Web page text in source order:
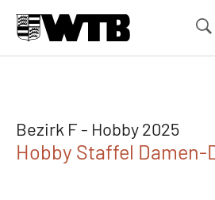
Bezirk F - Hobby 2025
Hobby Staffel Damen-